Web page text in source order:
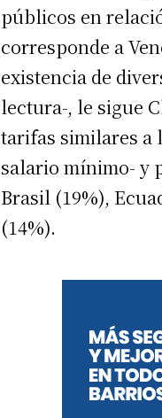
públicos en
corresponde a
existencia de
lectura-, le sigue
tarifas similares a
salario mínimo- y
Brasil (19%),
(14%).